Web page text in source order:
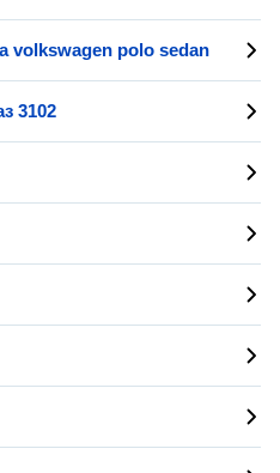
volkswagen polo sedan
3102